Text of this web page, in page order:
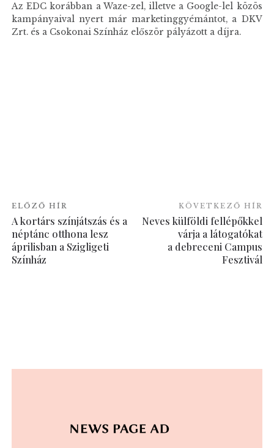
Az EDC korábban a Waze-zel, illetve a Google-lel közös
kampányaival nyert már marketinggyémántot, a DKV
Zrt. és a Csokonai Színház először pályázott a díjra.
ELŐZŐ HÍR
A kortárs színjátszás és a
néptánc otthona lesz
áprilisban a Szigligeti
Színház
KÖVETKEZŐ HÍR
Neves külföldi fellépőkkel
várja a látogatókat
a debreceni Campus
Fesztivál